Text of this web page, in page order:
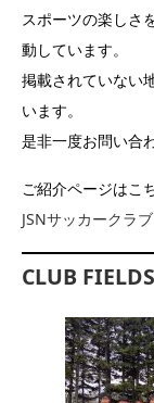
スポーツの楽しさ
動しています。
掲載されていない
います。
是非一度お問い合
ご紹介ページはこ
JSNサッカークラ
CLUB FIELDS